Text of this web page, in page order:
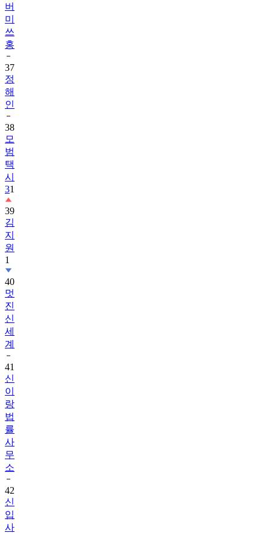
버
미
쓰
홍
37
정
해
인
38
모
범
택
시
31
39
김
지
원
1
40
멋
진
신
세
계
41
신
이
랑
법
률
사
무
소
42
신
입
사